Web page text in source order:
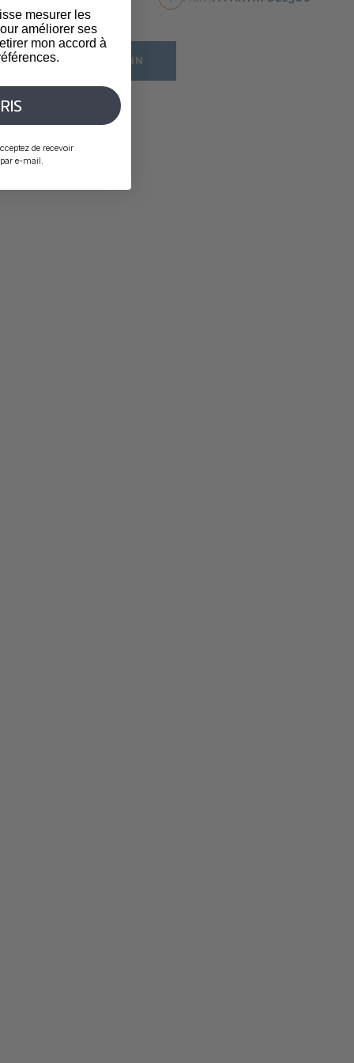
RÉSERVER UN SOIN
mesurer les
améliorer ses
mon accord à
de recevoir
e-mail.